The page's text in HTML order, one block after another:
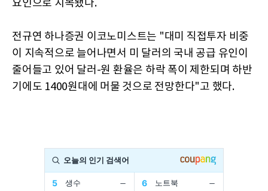
요인으로 지목됐다.
전규연 하나증권 이코노미스트는 "대미 직접투자 비중
이 지속적으로 늘어나면서 미 달러의 국내 공급 유인이
줄어들고 있어 달러-원 환율은 하락 폭이 제한되며 하반
기에도 1400원대에 머물 것으로 전망한다"고 했다.